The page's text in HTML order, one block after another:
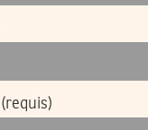
(requis)